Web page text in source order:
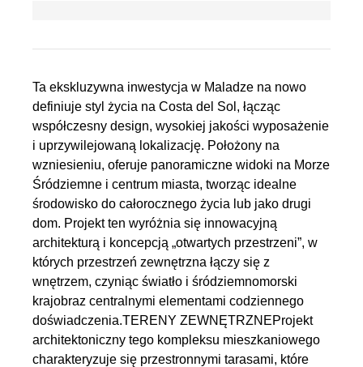
Ta ekskluzywna inwestycja w Maladze na nowo
definiuje styl życia na Costa del Sol, łącząc
współczesny design, wysokiej jakości wyposażenie
i uprzywilejowaną lokalizację. Położony na
wzniesieniu, oferuje panoramiczne widoki na Morze
Śródziemne i centrum miasta, tworząc idealne
środowisko do całorocznego życia lub jako drugi
dom. Projekt ten wyróżnia się innowacyjną
architekturą i koncepcją „otwartych przestrzeni”, w
których przestrzeń zewnętrzna łączy się z
wnętrzem, czyniąc światło i śródziemnomorski
krajobraz centralnymi elementami codziennego
doświadczenia.TERENY ZEWNĘTRZNEProjekt
architektoniczny tego kompleksu mieszkaniowego
charakteryzuje się przestronnymi tarasami, które